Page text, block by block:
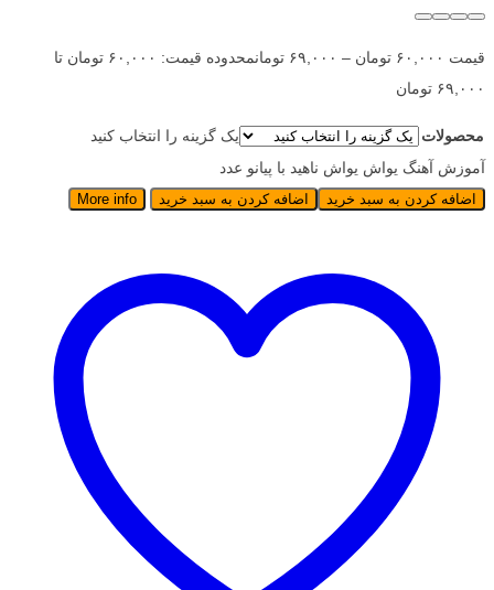
قیمت ۶۰,۰۰۰ تومان – ۶۹,۰۰۰ تومان
محدوده قیمت: ۶۰,۰۰۰ تومان تا
۶۹,۰۰۰ تومان
محصولات
یک گزینه را انتخاب کنید
آموزش آهنگ یواش یواش ناهید با پیانو عدد
اضافه کردن به سبد خرید اضافه کردن به سبد خرید More info